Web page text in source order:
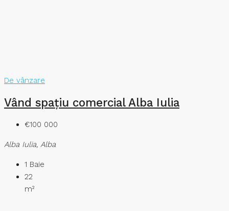
De vânzare
Vând spațiu comercial Alba Iulia
€100 000
Alba Iulia, Alba
1 Baie
22
m²